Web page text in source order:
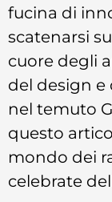
fucina di
scatenarsi
cuore degli
del design e
nel temuto
questo
mondo dei
celebrate